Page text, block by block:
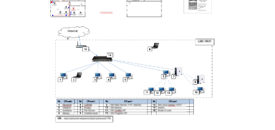
Проект локальной сети (1
Проект локальной сети (1 этаж) - Рабочие станции, Сервера, управляемые коммутаторы. IP-телефония.